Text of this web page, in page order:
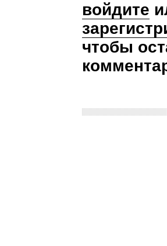
войдите
чтобы